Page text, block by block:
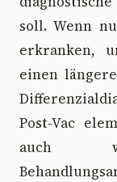
soll. Wenn
erkranken,
einen
Post-Vac
auch